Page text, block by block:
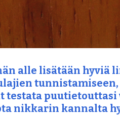
alle lisätään hyviä
testata
nikkarin kannalta